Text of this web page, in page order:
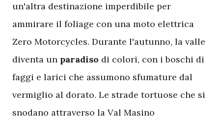
un'altra destinazione imperdibile per
ammirare il foliage con una moto elettrica
Zero Motorcycles. Durante l'autunno, la valle
diventa un paradiso di colori, con i boschi di
faggi e larici che assumono sfumature dal
vermiglio al dorato. Le strade tortuose che si
snodano attraverso la Val Masino